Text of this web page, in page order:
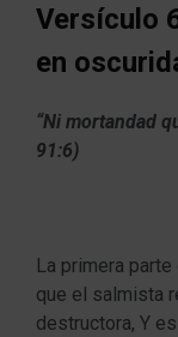
Versículo
en
“Ni mortandad
91:6)
La primera
que el salmista
destructora, Y